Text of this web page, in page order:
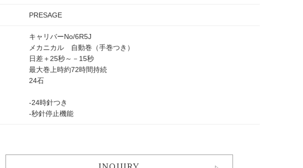
PRESAGE
キャリバーNo/6R5J
メカニカル 自動巻（手巻つき）
日差＋25秒～－15秒
最大巻上時約72時間持続
24石
-24時針つき
-秒針停止機能